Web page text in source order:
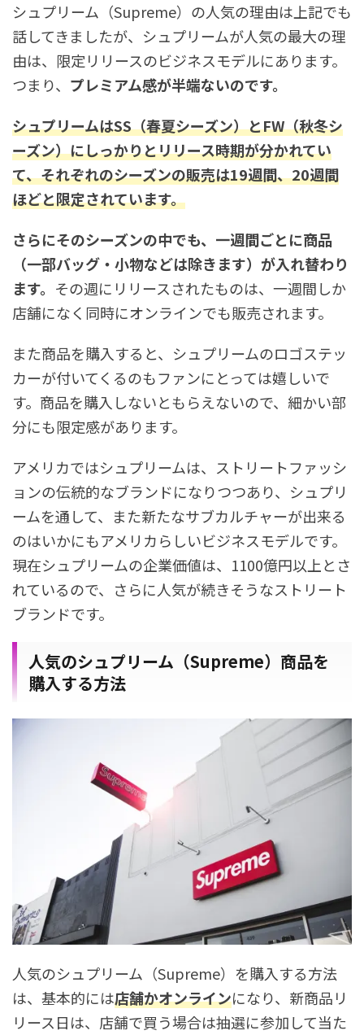
シュプリーム（Supreme）の人気の理由は上記でも
話してきましたが、シュプリームが人気の最大の理
由は、限定リリースのビジネスモデルにあります。
つまり、 プレミアム感が半端ないのです。
シュプリームはSS（春夏シーズン）とFW（秋冬シ
ーズン）にしっかりとリリース時期が分かれてい
て、それぞれのシーズンの販売は19週間、20週間
ほどと限定されています。
さらにそのシーズンの中でも、一週間ごとに商品
（一部バッグ・小物などは除きます）が入れ替わり
ます。 その週にリリースされたものは、一週間しか
店舗になく同時にオンラインでも販売されます。
また商品を購入すると、シュプリームのロゴステッ
カーが付いてくるのもファンにとっては嬉しいで
す。商品を購入しないともらえないので、細かい部
分にも限定感があります。
アメリカではシュプリームは、ストリートファッシ
ョンの伝統的なブランドになりつつあり、シュプリ
ームを通して、また新たなサブカルチャーが出来る
のはいかにもアメリカらしいビジネスモデルです。
現在シュプリームの企業価値は、1100億円以上とさ
れているので、さらに人気が続きそうなストリート
ブランドです。
人気のシュプリーム（Supreme）商品を
購入する方法
人気のシュプリーム（Supreme）を購入する方法
は、基本的には店舗かオンラインになり、新商品リ
リース日は、店舗で買う場合は抽選に参加して当た